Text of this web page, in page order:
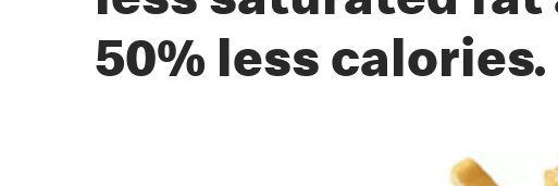
50% less calories.